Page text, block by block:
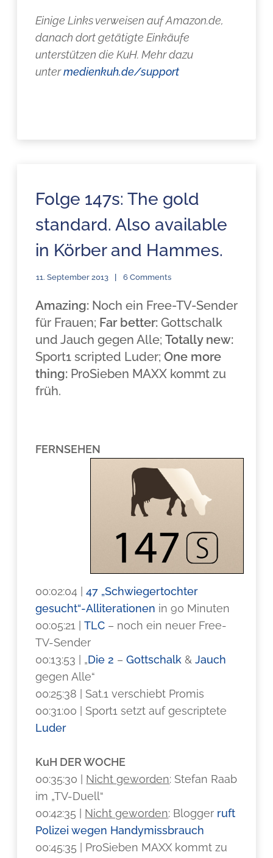
Einige Links verweisen auf Amazon.de,
danach dort getätigte Einkäufe
unterstützen die KuH. Mehr dazu
untermedienkuh.de/support
Folge 147s: The gold
standard. Also available
in Körber and Hammes.
11. September 2013 6 Comments
Amazing: Noch ein Free-TV-Sender
für Frauen; Far better: Gottschalk
und Jauch gegen Alle;Totally new:
Sport1 scripted Luder;One more
thing: ProSieben MAXX kommt zu
früh.
FERNSEHEN
00:02:04 |47 „Schwiegertochter
gesucht“-Alliterationen in 90 Minuten
00:05:21 |TLC – noch ein neuer Free-
TV-Sender
00:13:53 | „Die 2 –Gottschalk &Jauch
gegen Alle“
00:25:38 | Sat.1 verschiebt Promis
00:31:00 | Sport1 setzt auf gescriptete
Luder
KuH DER WOCHE
00:35:30 | Nicht geworden: Stefan Raab
im „TV-Duell“
00:42:35 | Nicht geworden: Blogger ruft
Polizei wegen Handymissbrauch
00:45:35 | ProSieben MAXX kommt zu